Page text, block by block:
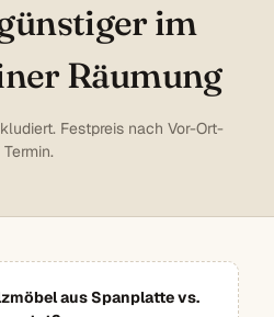
im
Räumung
Festpreis nach Vor-Ort-
Termin.
aus Spanplatte vs.